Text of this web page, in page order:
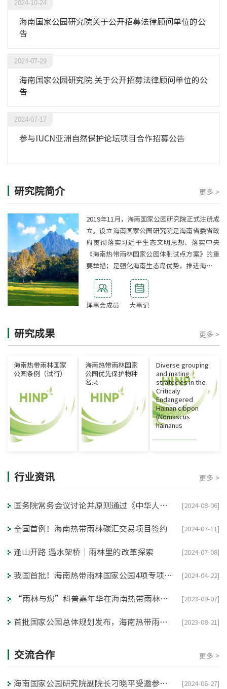
2024-10-24
海南国家公园研究院关于公开招募法律顾问单位的公
告
2024-07-29
海南国家公园研究院 关于公开招募法律顾问单位的公
告
2024-07-17
参与IUCN亚洲自然保护论坛项目合作招募公告
研究院简介 更多 >
2019年11月，海南国家公园研究院正式注册成
立。设立海南国家公园研究院是海南省委省政
府贯彻落实习近平生态文明思想、落实中央
《海南热带雨林国家公园体制试点方案》的重
要举措；是强化海南生态岛优势，推进海南热
有力抓手。
[详细]
理事会成员 大事记
研究成果 更多 >
海南热带雨林国家
公园条例（试行）
海南热带雨林国家
公园优先保护物种
名录
Diverse grouping
and mating
stratecies in the
Criticaly
Endangered
Hainan cibpon
(Nomascus
hainanus
行业资讯 更多 >
[2024-08-06]
国务院常务会议讨论并原则通过《中华人民共和国国家公园法（草案）》
[2024-07-11]
全国首例！海南热带雨林碳汇交易项目签约
[2024-07-08]
逢山开路 遇水架桥｜雨林里的改革探索
[2024-04-22]
我国首批！海南热带雨林国家公园4项专项规划通过评审
[2023-09-07]
“雨林与您”科普嘉年华在海南热带雨林国家公园启动
[2023-08-21]
首批国家公园总体规划发布，海南热带雨林国家公园这样建设→
交流合作 更多 >
[2024-06-27]
海南国家公园研究院副院长刁晓平受邀参加Tech4Nature“科技守护自然” 2024 全球主题峰会